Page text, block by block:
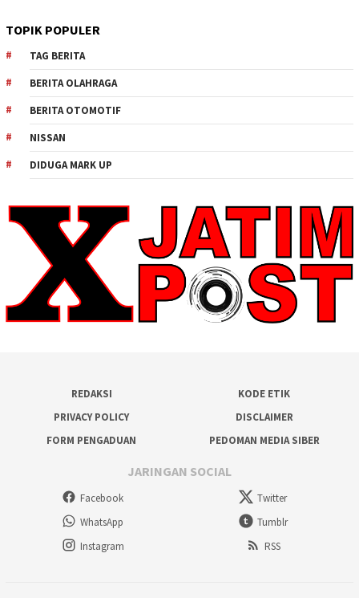
TOPIK POPULER
TAG BERITA
BERITA OLAHRAGA
BERITA OTOMOTIF
NISSAN
DIDUGA MARK UP
REDAKSI
KODE ETIK
PRIVACY POLICY
DISCLAIMER
FORM PENGADUAN
PEDOMAN MEDIA SIBER
JARINGAN SOCIAL
Facebook
Twitter
WhatsApp
Tumblr
Instagram
RSS